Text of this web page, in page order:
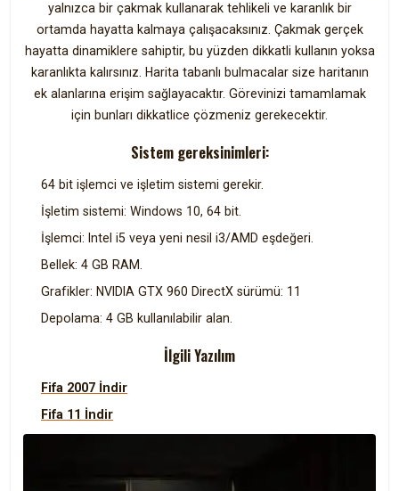
yalnızca bir çakmak kullanarak tehlikeli ve karanlık bir
ortamda hayatta kalmaya çalışacaksınız. Çakmak gerçek
hayatta dinamiklere sahiptir, bu yüzden dikkatli kullanın yoksa
karanlıkta kalırsınız. Harita tabanlı bulmacalar size haritanın
ek alanlarına erişim sağlayacaktır. Görevinizi tamamlamak
için bunları dikkatlice çözmeniz gerekecektir.
Sistem gereksinimleri:
64 bit işlemci ve işletim sistemi gerekir.
İşletim sistemi: Windows 10, 64 bit.
İşlemci: Intel i5 veya yeni nesil i3/AMD eşdeğeri.
Bellek: 4 GB RAM.
Grafikler: NVIDIA GTX 960 DirectX sürümü: 11
Depolama: 4 GB kullanılabilir alan.
İlgili Yazılım
Fifa 2007 İndir
Fifa 11 İndir